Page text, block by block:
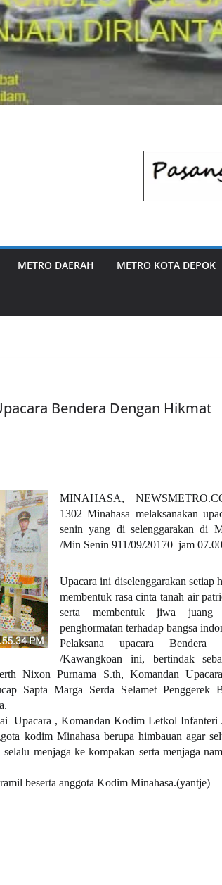
METRO DAERAH METRO KOTA DEPOK
Bendera Dengan Hikmat
MINAHASA,
1302 Minahasa melaksanakan
senin yang di selenggarakan di
/Min Senin 911/09/20170 jam
Upacara ini diselenggarakan setiap
membentuk rasa cinta tanah air
serta membentuk jiwa juang
penghormatan terhadap bangsa
Pelaksana upacara
/Kawangkoan ini, bertindak
Nixon Purnama S.th, Komandan
Sapta Marga Serda Selamet Penggerek
Upacara , Komandan Kodim Letkol Infanteri
kodim Minahasa berupa himbauan agar
menjaga ke kompakan serta menjaga
beserta anggota Kodim Minahasa.(yantje)